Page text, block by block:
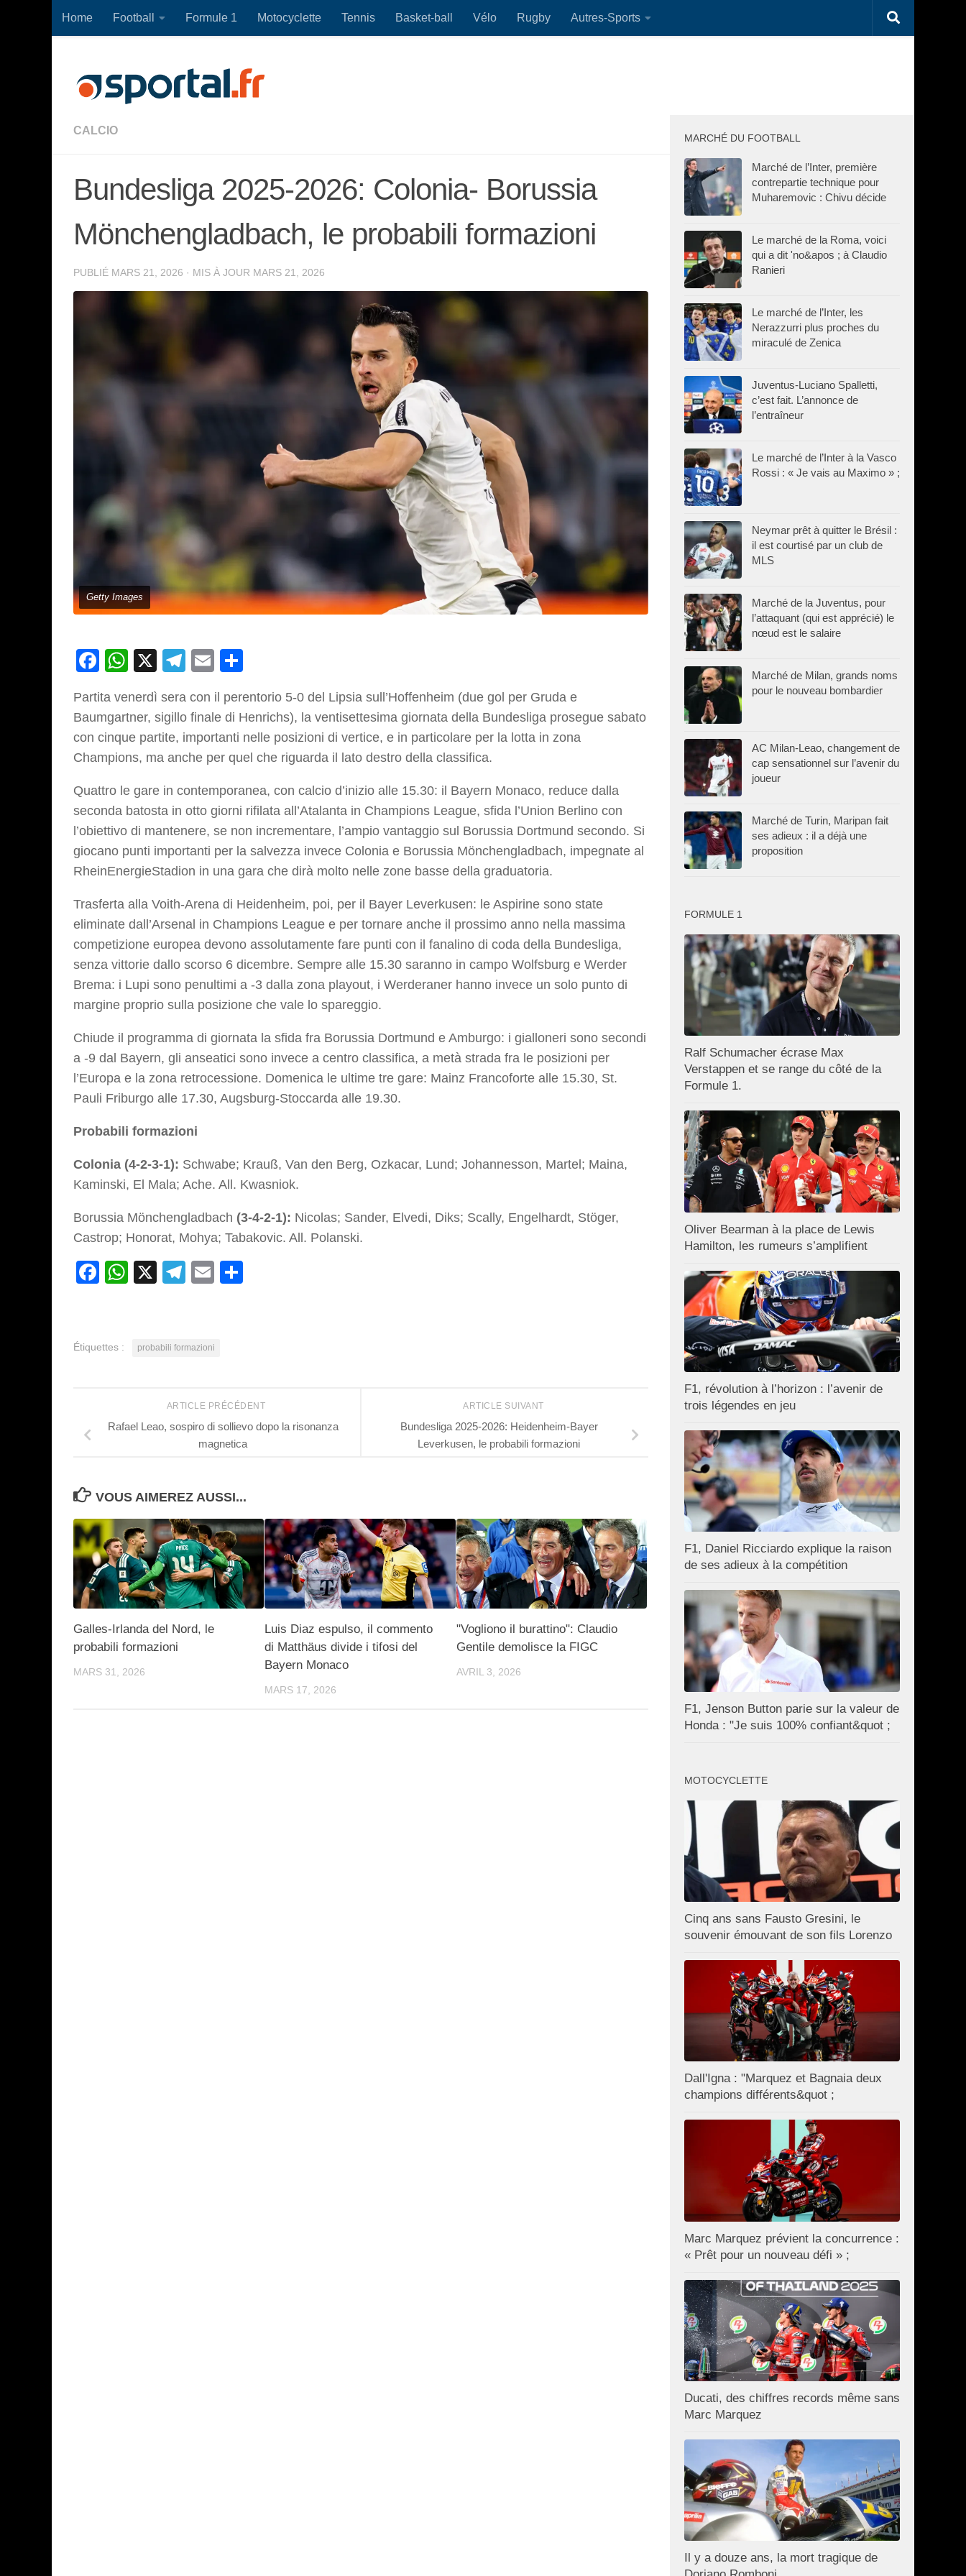
Skip to content
Home Football Formule 1 Motocyclette Tennis Basket-ball Vélo Rugby Autres-Sports
CALCIO
Bundesliga 2025-2026: Colonia- Borussia
Mönchengladbach, le probabili formazioni
PUBLIÉ MARS 21, 2026 · MIS À JOUR MARS 21, 2026
Getty Images
Facebook
WhatsApp
X Telegram
Email
Partita venerdì sera con il perentorio 5-0 del Lipsia sull’Hoffenheim (due gol per Gruda e
Baumgartner, sigillo finale di Henrichs), la ventisettesima giornata della Bundesliga prosegue sabato
con cinque partite, importanti nelle posizioni di vertice, e in particolare per la lotta in zona
Champions, ma anche per quel che riguarda il lato destro della classifica.
Quattro le gare in contemporanea, con calcio d’inizio alle 15.30: il Bayern Monaco, reduce dalla
seconda batosta in otto giorni rifilata all’Atalanta in Champions League, sfida l’Union Berlino con
l’obiettivo di mantenere, se non incrementare, l’ampio vantaggio sul Borussia Dortmund secondo. Si
giocano punti importanti per la salvezza invece Colonia e Borussia Mönchengladbach, impegnate al
RheinEnergieStadion in una gara che dirà molto nelle zone basse della graduatoria.
Trasferta alla Voith-Arena di Heidenheim, poi, per il Bayer Leverkusen: le Aspirine sono state
eliminate dall’Arsenal in Champions League e per tornare anche il prossimo anno nella massima
competizione europea devono assolutamente fare punti con il fanalino di coda della Bundesliga,
senza vittorie dallo scorso 6 dicembre. Sempre alle 15.30 saranno in campo Wolfsburg e Werder
Brema: i Lupi sono penultimi a -3 dalla zona playout, i Werderaner hanno invece un solo punto di
margine proprio sulla posizione che vale lo spareggio.
Chiude il programma di giornata la sfida fra Borussia Dortmund e Amburgo: i gialloneri sono secondi
a -9 dal Bayern, gli anseatici sono invece a centro classifica, a metà strada fra le posizioni per
l’Europa e la zona retrocessione. Domenica le ultime tre gare: Mainz Francoforte alle 15.30, St.
Pauli Friburgo alle 17.30, Augsburg-Stoccarda alle 19.30.
Probabili formazioni
Colonia (4-2-3-1): Schwabe; Krauß, Van den Berg, Ozkacar, Lund; Johannesson, Martel; Maina,
Kaminski, El Mala; Ache. All. Kwasniok.
Borussia Mönchengladbach (3-4-2-1): Nicolas; Sander, Elvedi, Diks; Scally, Engelhardt, Stöger,
Castrop; Honorat, Mohya; Tabakovic. All. Polanski.
Facebook
WhatsApp
X Telegram
Email
Étiquettes : probabili formazioni
ARTICLE SUIVANT
Bundesliga 2025-2026: Heidenheim-Bayer
Leverkusen, le probabili formazioni
ARTICLE PRÉCÉDENT
Rafael Leao, sospiro di sollievo dopo la risonanza
magnetica
VOUS AIMEREZ AUSSI...
Galles-Irlanda del Nord, le
probabili formazioni
MARS 31, 2026
Luis Diaz espulso, il commento
di Matthäus divide i tifosi del
Bayern Monaco
MARS 17, 2026
"Vogliono il burattino": Claudio
Gentile demolisce la FIGC
AVRIL 3, 2026
MARCHÉ DU FOOTBALL
Marché de l’Inter, première
contrepartie technique pour
Muharemovic : Chivu décide
Le marché de la Roma, voici
qui a dit 'no&apos ; à Claudio
Ranieri
Le marché de l’Inter, les
Nerazzurri plus proches du
miraculé de Zenica
Juventus-Luciano Spalletti,
c’est fait. L’annonce de
l’entraîneur
Le marché de l’Inter à la Vasco
Rossi : « Je vais au Maximo » ;
Neymar prêt à quitter le Brésil :
il est courtisé par un club de
MLS
Marché de la Juventus, pour
l’attaquant (qui est apprécié) le
nœud est le salaire
Marché de Milan, grands noms
pour le nouveau bombardier
AC Milan-Leao, changement de
cap sensationnel sur l’avenir du
joueur
Marché de Turin, Maripan fait
ses adieux : il a déjà une
proposition
FORMULE 1
Ralf Schumacher écrase Max
Verstappen et se range du côté de la
Formule 1.
Oliver Bearman à la place de Lewis
Hamilton, les rumeurs s’amplifient
F1, révolution à l’horizon : l’avenir de
trois légendes en jeu
F1, Daniel Ricciardo explique la raison
de ses adieux à la compétition
F1, Jenson Button parie sur la valeur de
Honda : "Je suis 100% confiant&quot ;
MOTOCYCLETTE
Cinq ans sans Fausto Gresini, le
souvenir émouvant de son fils Lorenzo
Dall'Igna : "Marquez et Bagnaia deux
champions différents&quot ;
Marc Marquez prévient la concurrence :
« Prêt pour un nouveau défi » ;
Ducati, des chiffres records même sans
Marc Marquez
Il y a douze ans, la mort tragique de